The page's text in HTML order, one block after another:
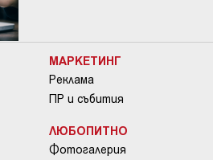
МАРКЕТИНГ
Реклама
ПР и събития
ЛЮБОПИТНО
Фотогалерия